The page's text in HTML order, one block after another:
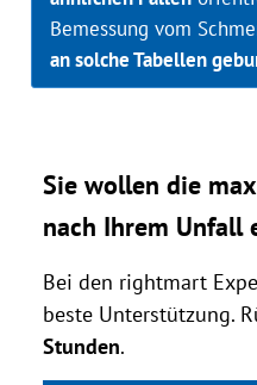
Bemessung vom
an solche Tabellen
Sie wollen die
nach Ihrem Unfall
Bei den rightmart
beste Unterstützung.
Stunden.